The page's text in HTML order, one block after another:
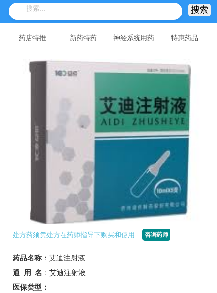
药店特推 新药特药 神经系统用药 特惠药品
处方药须凭处方在药师指导下购买和使用 咨询药师
药品名称： 艾迪注射液
通 用 名： 艾迪注射液
医保类型：